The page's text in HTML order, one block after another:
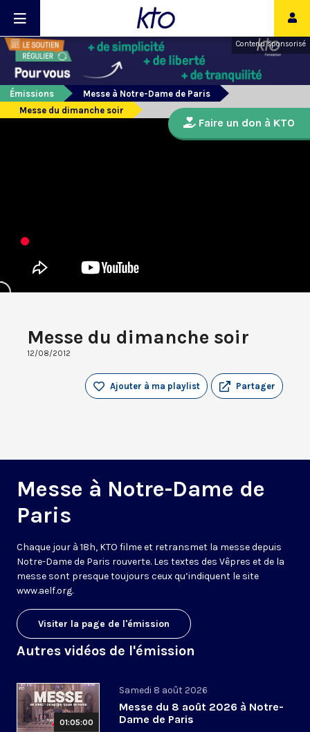
Contenu sponsorisé
Émissions
Messe à Notre-Dame de Paris
Messe du dimanche soir
Messe du dimanche soir
12/08/2012
Partager
Ajouter à ma playlist
Messe à Notre-Dame de
Paris
Chaque jour à 18h, KTO filme et retransmet la messe depuis
Notre-Dame de Paris rouverte. Les textes des Vêpres et de la
messe sont presque toujours ceux qu’indiquent le site
www.aelf.org.
Visiter la page de l'émission
Autres vidéos de l'émission
01:05:00
Samedi 8 août 2026
Messe du 8 août 2026 à Notre-
Dame de Paris
Faire un don à KTO